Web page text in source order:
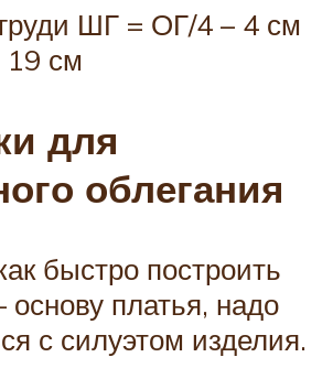
ШГ = ОГ/4 – 4 см
19 см
для
облегания
быстро построить
платья, надо
с силуэтом изделия.